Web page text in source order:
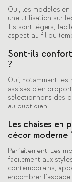
Oui, les modèles
une utilisation sur
Ils sont légers,
aspect au fil du
Sont-ils
?
Oui, notamment les
assises bien
sélectionnons des
au quotidien.
Les chaises en
décor moderne
Parfaitement. Les
facilement aux
contemporains,
encombrer l'espace.